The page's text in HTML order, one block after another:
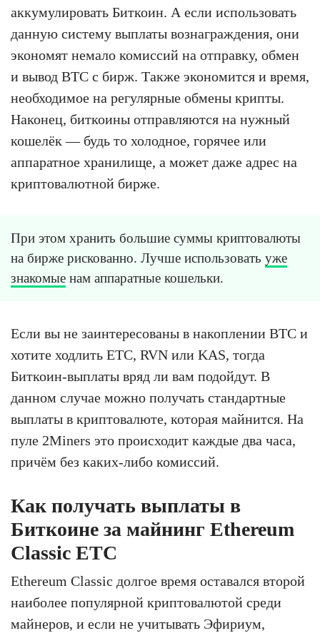
аккумулировать Биткоин. А если использовать
данную систему выплаты вознаграждения, они
экономят немало комиссий на отправку, обмен
и вывод BTC с бирж. Также экономится и время,
необходимое на регулярные обмены крипты.
Наконец, биткоины отправляются на нужный
кошелёк — будь то холодное, горячее или
аппаратное хранилище, а может даже адрес на
криптовалютной бирже.
При этом хранить большие суммы криптовалюты
на бирже рискованно. Лучше использовать уже
знакомые нам аппаратные кошельки.
Если вы не заинтересованы в накоплении BTC и
хотите ходлить ETC, RVN или KAS, тогда
Биткоин-выплаты вряд ли вам подойдут. В
данном случае можно получать стандартные
выплаты в криптовалюте, которая майнится. На
пуле 2Miners это происходит каждые два часа,
причём без каких-либо комиссий.
Как получать выплаты в
Биткоине за майнинг Ethereum
Classic ETC
Ethereum Classic долгое время оставался второй
наиболее популярной криптовалютой среди
майнеров, и если не учитывать Эфириум,